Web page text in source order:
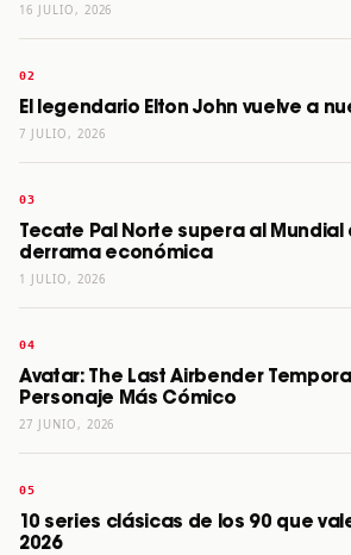
16 JULIO, 2026
El legendario Elton John vuelve a
7 JULIO, 2026
Tecate Pal Norte supera al Mundial
derrama económica
1 JULIO, 2026
Avatar: The Last Airbender
Personaje Más Cómico
27 JUNIO, 2026
10 series clásicas de los 90 que
2026